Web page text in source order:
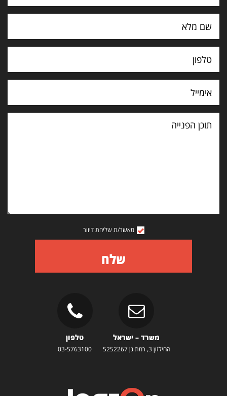
תוכן
הפנייה
מאשר/ת שליחת דיוור
שלח
משרד – ישראל
החילזון 3, רמת גן 5252267
טלפון
03-5763100